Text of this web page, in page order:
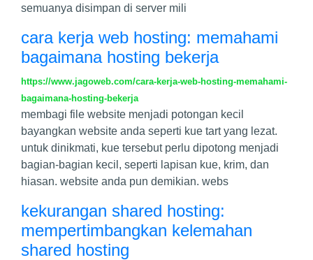
semuanya disimpan di server mili
cara kerja web hosting: memahami
bagaimana hosting bekerja
https://www.jagoweb.com/cara-kerja-web-hosting-memahami-
bagaimana-hosting-bekerja
membagi file website menjadi potongan kecil
bayangkan website anda seperti kue tart yang lezat.
untuk dinikmati, kue tersebut perlu dipotong menjadi
bagian-bagian kecil, seperti lapisan kue, krim, dan
hiasan. website anda pun demikian. webs
kekurangan shared hosting:
mempertimbangkan kelemahan
shared hosting